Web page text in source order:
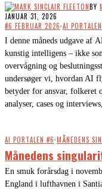
BY
JANUAR 31, 2026
#6 FEBRUAR 2026·AI
I denne måneds udgave af
kunstig intelligens – ikke
overvågning og
undersøger vi, hvordan AI
betyder for ansvar,
analyser, cases og
AI PORTALEN #6·MÅNEDENS
Månedens
En smuk forårsdag i
England i lufthavnen i